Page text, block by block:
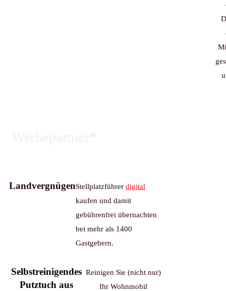
LandvergnügenStellplatzführer digital
kaufen und damit
gebührenfrei übernachten
bei mehr als 1400
Gastgebern.
Selbstreinigendes
Putztuch aus
Reinigen Sie (nicht nur)
Ihr Wohnmobil